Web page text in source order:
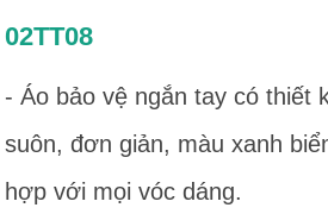
02TT08
- Áo bảo vệ ngắn tay có thiết
suôn, đơn giản, màu xanh
hợp với mọi vóc dáng.